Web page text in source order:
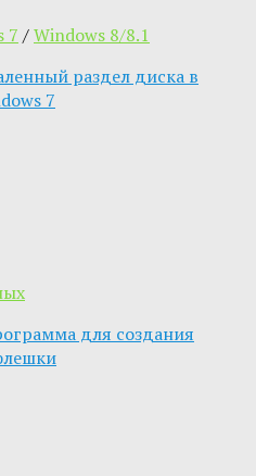
7 /Windows 8/8.1
раздел диска в
7
для создания